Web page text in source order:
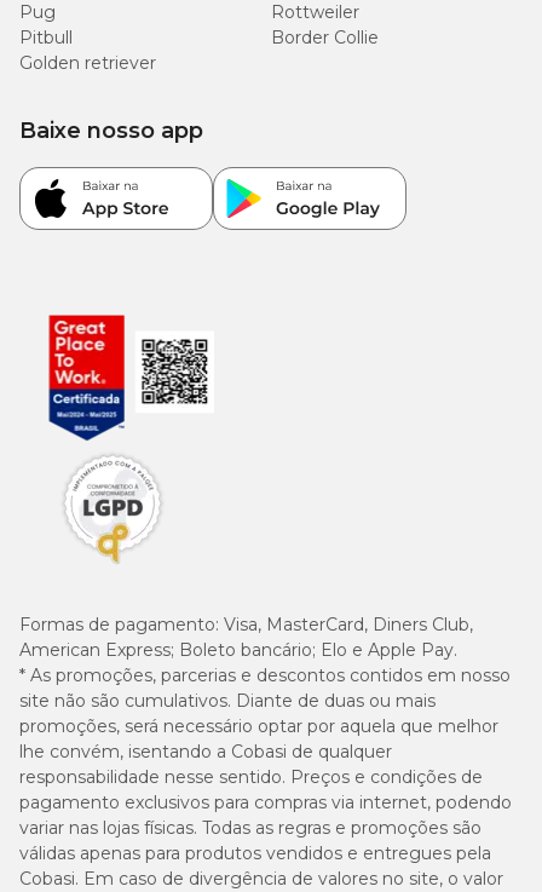
Pug
Rottweiler
Pitbull
Border Collie
Golden retriever
Formas de pagamento: Visa, MasterCard, Diners Club,
American Express; Boleto bancário; Elo e Apple Pay.
* As promoções, parcerias e descontos contidos em nosso
site não são cumulativos. Diante de duas ou mais
promoções, será necessário optar por aquela que melhor
lhe convém, isentando a Cobasi de qualquer
responsabilidade nesse sentido. Preços e condições de
pagamento exclusivos para compras via internet, podendo
variar nas lojas físicas. Todas as regras e promoções são
válidas apenas para produtos vendidos e entregues pela
Cobasi. Em caso de divergência de valores no site, o valor
Baixe nosso app